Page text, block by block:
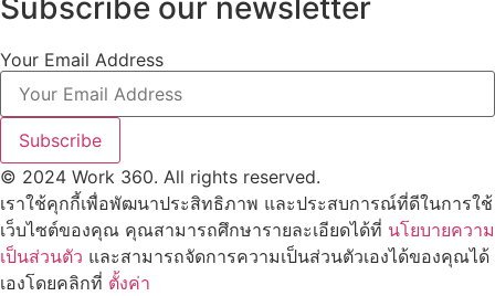
Subscribe our newsletter
Your Email Address
Subscribe
© 2024 Work 360. All rights reserved.
เราใช้คุกกี้เพื่อพัฒนาประสิทธิภาพ และประสบการณ์ที่ดีในการใช้
เว็บไซต์ของคุณ คุณสามารถศึกษารายละเอียดได้ที่ นโยบายความ
เป็นส่วนตัว และสามารถจัดการความเป็นส่วนตัวเองได้ของคุณได้
เองโดยคลิกที่ ตั้งค่า